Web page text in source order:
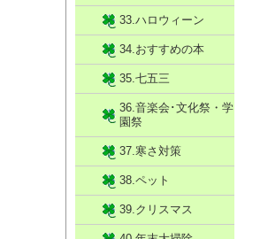
33.ハロウィーン
34.おすすめの本
35.七五三
36.音楽会･文化祭・学
園祭
37.寒さ対策
38.ペット
39.クリスマス